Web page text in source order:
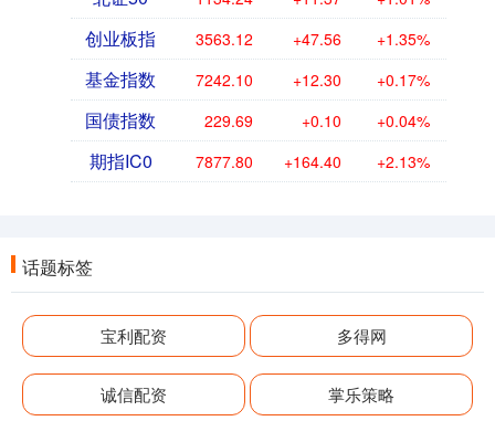
创业板指 3563.12 +47.56 +1.35%
基金指数 7242.10 +12.30 +0.17%
国债指数 229.69 +0.10 +0.04%
期指IC0 7877.80 +164.40 +2.13%
话题标签
宝利配资 多得网
诚信配资 掌乐策略